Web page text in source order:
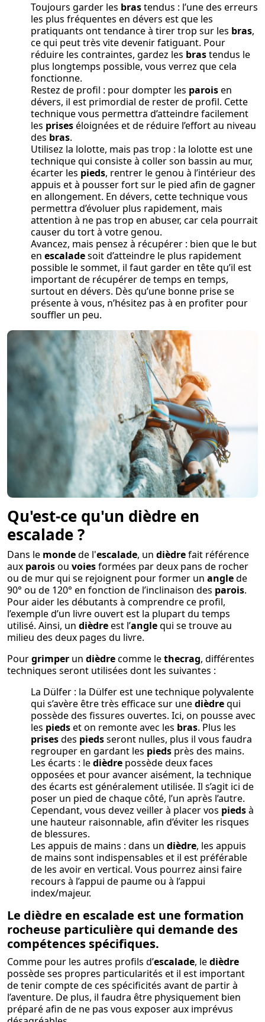
Toujours garder les brastendus : l’une des erreurs
les plus fréquentes en dévers est que les
pratiquants ont tendance à tirer trop sur les bras,
ce qui peut très vite devenir fatiguant. Pour
réduire les contraintes, gardez les brastendus le
plus longtemps possible, vous verrez que cela
fonctionne.
Restez de profil : pour dompter les paroisen
dévers, il est primordial de rester de profil. Cette
technique vous permettra d’atteindre facilement
les priseséloignées et de réduire l’effort au niveau
des bras.
Utilisez la lolotte, mais pas trop : la lolotte est une
technique qui consiste à coller son bassin au mur,
écarter les pieds, rentrer le genou à l’intérieur des
appuis et à pousser fort sur le pied afin de gagner
en allongement. En dévers, cette technique vous
permettra d’évoluer plus rapidement, mais
attention à ne pas trop en abuser, car cela pourrait
causer du tort à votre genou.
Avancez, mais pensez à récupérer : bien que le but
en escaladesoit d’atteindre le plus rapidement
possible le sommet, il faut garder en tête qu’il est
important de récupérer de temps en temps,
surtout en dévers. Dès qu’une bonne prise se
présente à vous, n’hésitez pas à en profiter pour
souffler un peu.
Qu'est-ce qu'un dièdre en
escalade ?
Dans le mondede l'escalade, un dièdrefait référence
aux paroisou voiesformées par deux pans de rocher
ou de mur qui se rejoignent pour former un anglede
90° ou de 120° en fonction de l’inclinaison des parois.
Pour aider les débutants à comprendre ce profil,
l’exemple d’un livre ouvert est la plupart du temps
utilisé. Ainsi, un dièdreest l’anglequi se trouve au
milieu des deux pages du livre.
Pourgrimper un dièdrecomme lethecrag, différentes
techniques seront utilisées dont les suivantes :
La Dülfer : la Dülfer est une technique polyvalente
qui s’avère être très efficace sur unedièdrequi
possède des fissures ouvertes. Ici, on pousse avec
les piedset on remonte avec les bras. Plus les
prisesdes piedsseront nulles, plus il vous faudra
regrouper en gardant les pieds près des mains.
Les écarts : ledièdre possède deux faces
opposées et pour avancer aisément, la technique
des écarts est généralement utilisée. Il s’agit ici de
poser un pied de chaque côté, l’un après l’autre.
Cependant, vous devez veiller à placer vos piedsà
une hauteur raisonnable, afin d’éviter les risques
de blessures.
Les appuis de mains : dans un dièdre, les appuis
de mains sont indispensables et il est préférable
de les avoir en vertical. Vous pourrez ainsi faire
recours à l’appui de paume ou à l’appui
index/majeur.
Le dièdre en escalade est une formation
rocheuse particulière qui demande des
compétences spécifiques.
Comme pour les autres profils d’escalade, ledièdre
possède ses propres particularités et il est important
de tenir compte de ces spécificités avant de partir à
l’aventure. De plus, il faudra être physiquement bien
préparé afin de ne pas vous exposer aux imprévus